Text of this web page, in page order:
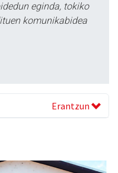
eginda, tokiko
komunikabidea
Erantzun